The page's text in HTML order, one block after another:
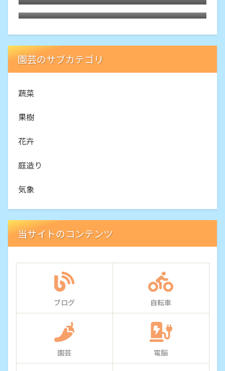
防虫用唐辛子スプレーを作る
園芸のサブカテゴリ
蔬菜
果樹
花卉
庭造り
気象
当サイトのコンテンツ
ブログ 自転車
園芸 電脳